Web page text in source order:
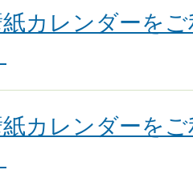
カレンダーを
カレンダーを